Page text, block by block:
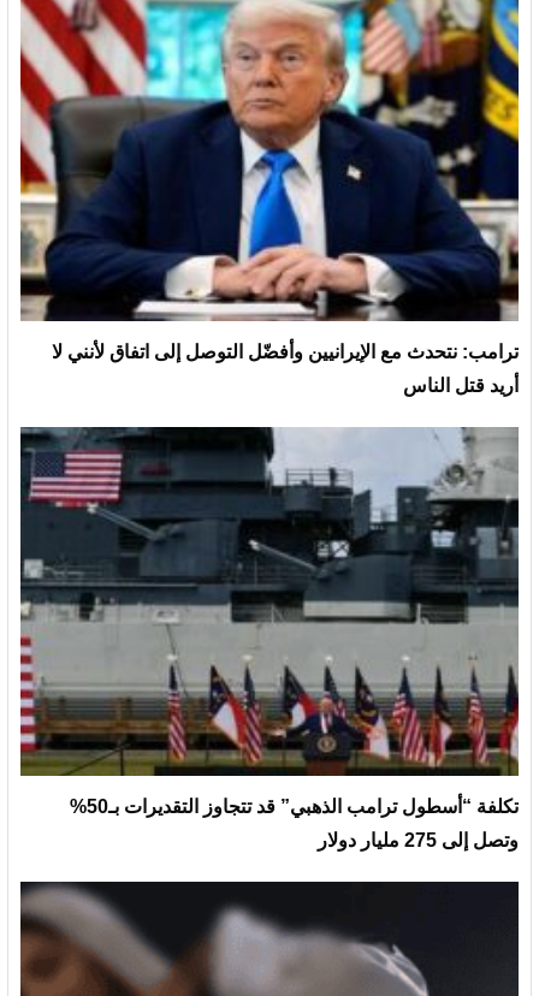
ترامب: نتحدث مع الإيرانيين وأفضّل التوصل إلى اتفاق لأنني لا
أريد قتل الناس
تكلفة “أسطول ترامب الذهبي” قد تتجاوز التقديرات بـ50%
وتصل إلى 275 مليار دولار